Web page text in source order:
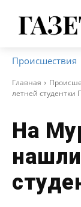
Происшествия
Главная
летней студентки
На